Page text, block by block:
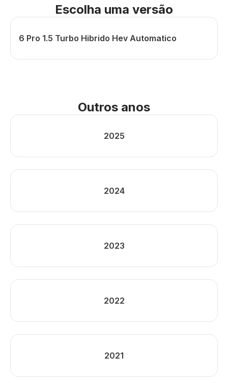
Escolha uma versão
6 Pro 1.5 Turbo Hibrido Hev Automatico
Outros anos
2025
2024
2023
2022
2021